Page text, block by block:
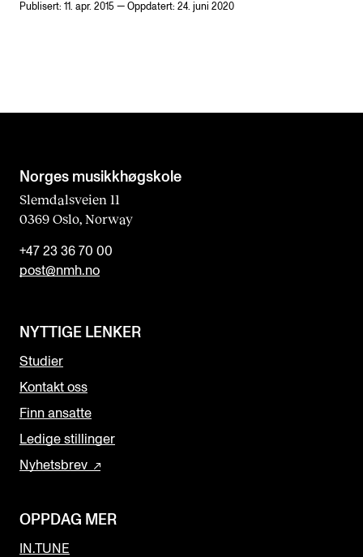
Publisert: 11. apr. 2015 — Oppdatert: 24. juni 2020
Norges musikk­høgskole
Slemdalsveien 11
0369 Oslo, Norway
+47 23 36 70 00
post@nmh.no
NYTTIGE LENKER
Studier
Kontakt oss
Finn ansatte
Ledige stillinger
Nyhetsbrev
OPPDAG MER
IN.TUNE